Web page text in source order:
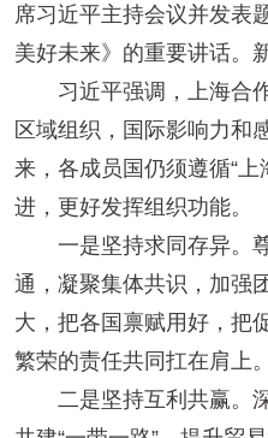
席习近平主持会议并发表
美好未来》的重要讲话。
习近平强调，上海合作
区域组织，国际影响力和
来，各成员国仍须遵循“
进，更好发挥组织功能。
一是坚持求同存异。尊
通，凝聚集体共识，加强
大，把各国禀赋用好，把
繁荣的责任共同扛在肩上。
二是坚持互利共赢。深